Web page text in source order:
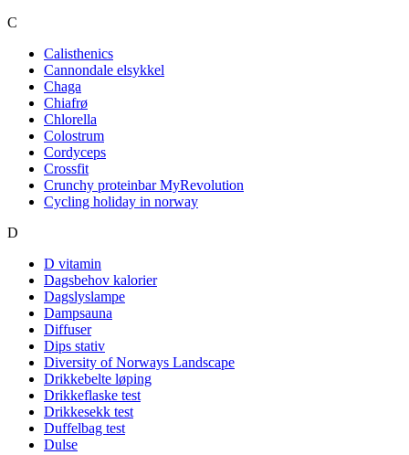
C
Calisthenics
Cannondale elsykkel
Chaga
Chiafrø
Chlorella
Colostrum
Cordyceps
Crossfit
Crunchy proteinbar MyRevolution
Cycling holiday in norway
D
D vitamin
Dagsbehov kalorier
Dagslyslampe
Dampsauna
Diffuser
Dips stativ
Diversity of Norways Landscape
Drikkebelte løping
Drikkeflaske test
Drikkesekk test
Duffelbag test
Dulse